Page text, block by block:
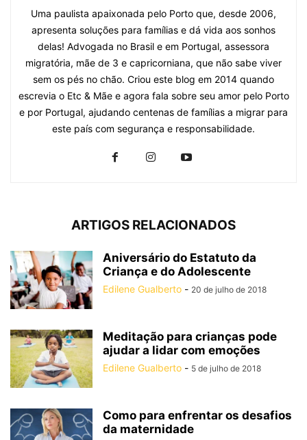
Uma paulista apaixonada pelo Porto que, desde 2006,
apresenta soluções para famílias e dá vida aos sonhos
delas! Advogada no Brasil e em Portugal, assessora
migratória, mãe de 3 e capricorniana, que não sabe viver
sem os pés no chão. Criou este blog em 2014 quando
escrevia o Etc & Mãe e agora fala sobre seu amor pelo Porto
e por Portugal, ajudando centenas de famílias a migrar para
este país com segurança e responsabilidade.
ARTIGOS RELACIONADOS
Aniversário do Estatuto da
Criança e do Adolescente
Edilene Gualberto - 20 de julho de 2018
Meditação para crianças pode
ajudar a lidar com emoções
Edilene Gualberto - 5 de julho de 2018
Como para enfrentar os desafios
da maternidade